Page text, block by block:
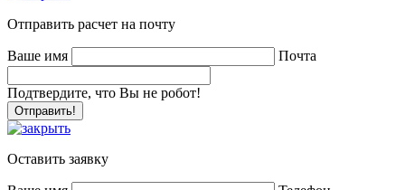
Отправить расчет на почту
Ваше имя Почта
Подтвердите, что Вы не робот!
Оставить заявку